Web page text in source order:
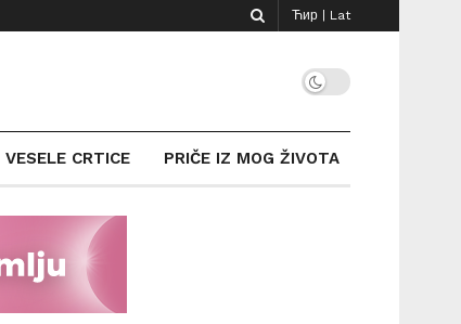
Ћир Lat
VESELE CRTICE PRIČE IZ MOG ŽIVOTA